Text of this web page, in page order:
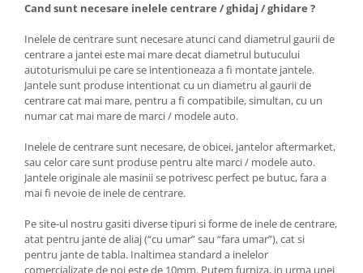
Cand sunt necesare inelele centrare / ghidaj / ghidare ?
Inelele de centrare sunt necesare atunci cand diametrul gaurii de
centrare a jantei este mai mare decat diametrul butucului
autoturismului pe care se intentioneaza a fi montate jantele.
Jantele sunt produse intentionat cu un diametru al gaurii de
centrare cat mai mare, pentru a fi compatibile, simultan, cu un
numar cat mai mare de marci / modele auto.
Inelele de centrare sunt necesare, de obicei, jantelor aftermarket,
sau celor care sunt produse pentru alte marci / modele auto.
Jantele originale ale masinii se potrivesc perfect pe butuc, fara a
mai fi nevoie de inele de centrare.
Pe site-ul nostru gasiti diverse tipuri si forme de inele de centrare,
atat pentru jante de aliaj (“cu umar” sau “fara umar”), cat si
pentru jante de tabla. Inaltimea standard a inelelor
comercializate de noi este de 10mm. Putem furniza, in urma unei